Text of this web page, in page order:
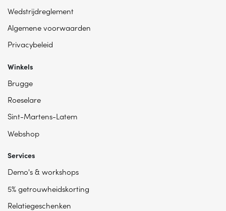
Wedstrijdreglement
Algemene voorwaarden
Privacybeleid
Winkels
Brugge
Roeselare
Sint-Martens-Latem
Webshop
Services
Demo's & workshops
5% getrouwheidskorting
Relatiegeschenken